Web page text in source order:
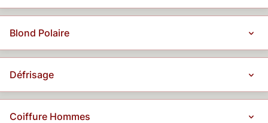
Blond Polaire
Défrisage
Coiffure Hommes